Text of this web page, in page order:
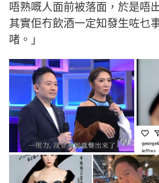
唔熟嘅人面前被落面，於是唔
其實佢冇飲酒一定知發生咗乜
啫。」